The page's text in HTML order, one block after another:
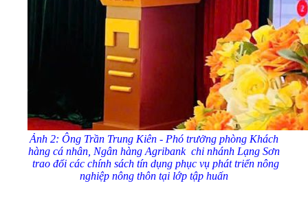
Ảnh 2: Ông Trần Trung Kiên - Phó trưởng phòng Khách
hàng cá nhân, Ngân hàng Agribank chi nhánh Lạng Sơn
trao đổi các chính sách tín dụng phục vụ phát triển nông
nghiệp nông thôn tại lớp tập huấn